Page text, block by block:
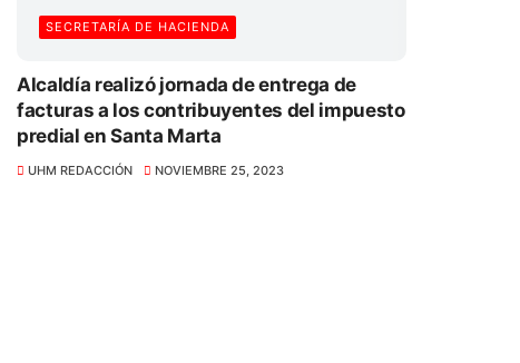
SECRETARÍA DE HACIENDA
Alcaldía realizó jornada de entrega de
facturas a los contribuyentes del impuesto
predial en Santa Marta
UHM REDACCIÓN NOVIEMBRE 25, 2023